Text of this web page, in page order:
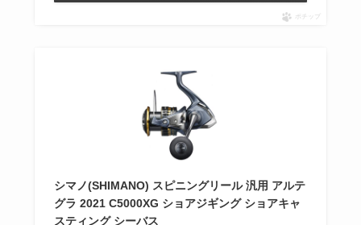
ポチップ
シマノ(SHIMANO) スピニングリール 汎用 アルテ
グラ 2021 C5000XG ショアジギング ショアキャ
スティング シーバス